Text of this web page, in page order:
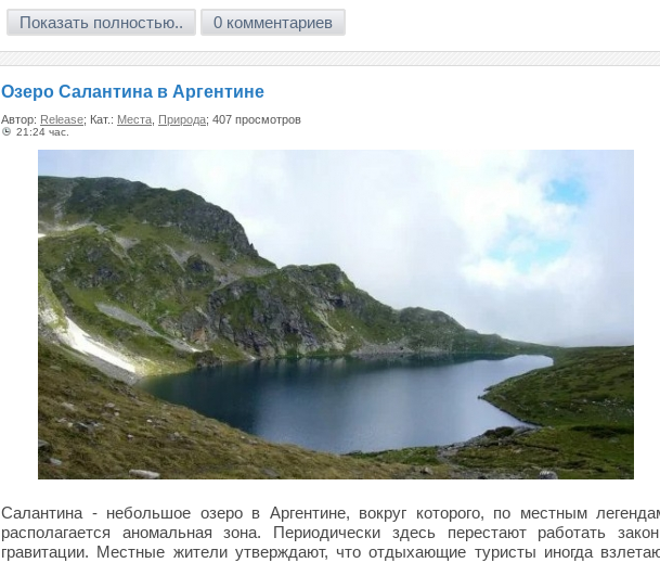
Показать полностью..
0 комментариев
Озеро Салантина в Аргентине
Автор: Release; Кат.: Места Природа; 407 просмотров
21:24 час.
Салантина - небольшое озеро в Аргентине, вокруг которого, по местным
располагается аномальная зона. Периодически здесь перестают работать
гравитации. Местные жители утверждают, что отдыхающие туристы иногда